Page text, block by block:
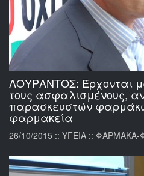
ΛΟΥΡΑΝΤΟΣ: Έρχονται
τους ασφαλισμένους,
παρασκευστών
φαρμακεία
26/10/2015 :: ΥΓΕΙΑ ::